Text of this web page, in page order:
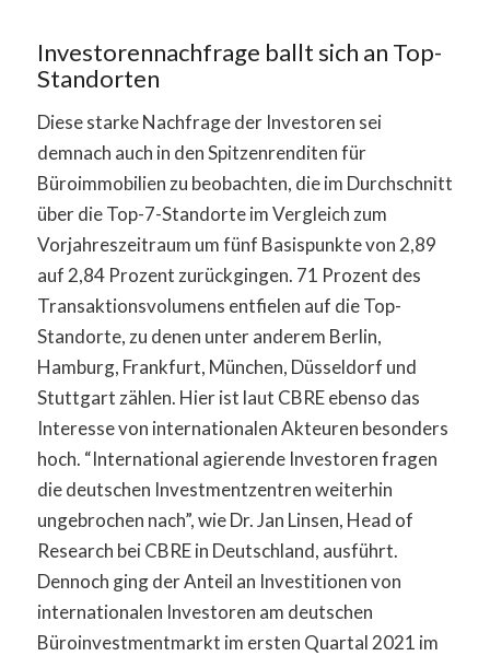
Investorennachfrage ballt sich an Top-
Standorten
Diese starke Nachfrage der Investoren sei
demnach auch in den Spitzenrenditen für
Büroimmobilien zu beobachten, die im Durchschnitt
über die Top-7-Standorte im Vergleich zum
Vorjahreszeitraum um fünf Basispunkte von 2,89
auf 2,84 Prozent zurückgingen. 71 Prozent des
Transaktionsvolumens entfielen auf die Top-
Standorte, zu denen unter anderem Berlin,
Hamburg, Frankfurt, München, Düsseldorf und
Stuttgart zählen. Hier ist laut CBRE ebenso das
Interesse von internationalen Akteuren besonders
hoch. “International agierende Investoren fragen
die deutschen Investmentzentren weiterhin
ungebrochen nach”, wie Dr. Jan Linsen, Head of
Research bei CBRE in Deutschland, ausführt.
Dennoch ging der Anteil an Investitionen von
internationalen Investoren am deutschen
Büroinvestmentmarkt im ersten Quartal 2021 im